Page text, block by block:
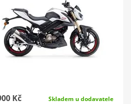
Kč Skladem u dodavatele